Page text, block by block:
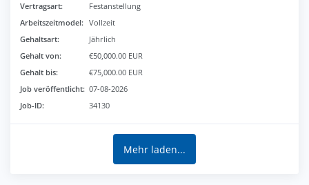
Vertragsart:
Festanstellung
Arbeitszeitmodel: Vollzeit
Gehaltsart:
Jährlich
Gehalt von:
€50,000.00 EUR
Gehalt bis:
€75,000.00 EUR
Job veröffentlicht: 07-08-2026
Job-ID:
34130
Mehr laden...